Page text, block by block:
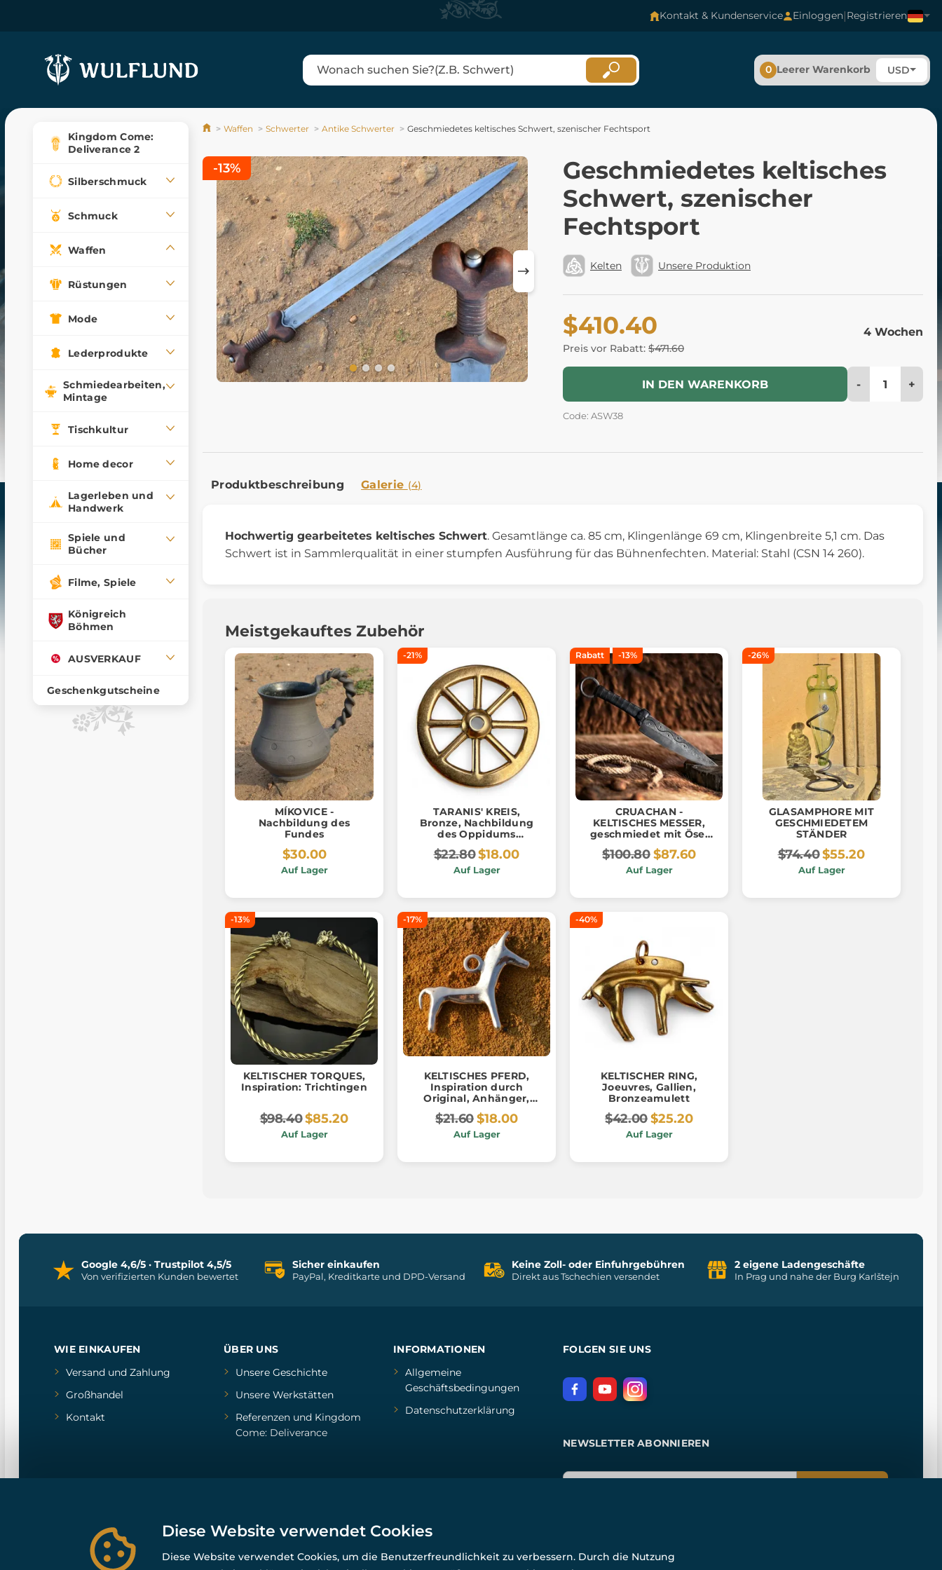
Kontakt & Kundenservice Einloggen|Registrieren
0 Leerer Warenkorb USD
Kingdom Come:
Deliverance 2
Silberschmuck
Schmuck
Waffen
Rüstungen
Mode
Lederprodukte
Schmiedearbeiten,
Mintage
Tischkultur
Home decor
Lagerleben und
Handwerk
Spiele und
Bücher
Filme, Spiele
Königreich
Böhmen
AUSVERKAUF
Geschenkgutscheine
Waffen Schwerter Antike Schwerter Geschmiedetes keltisches Schwert, szenischer Fechtsport
Geschmiedetes keltisches
Schwert, szenischer
Fechtsport
Kelten Unsere Produktion
$410.40
Preis vor Rabatt: $471.60
4 Wochen
IN DEN WARENKORB - +
Code: ASW38
-13%
Produktbeschreibung Galerie (4)
Hochwertig gearbeitetes keltisches Schwert. Gesamtlänge ca. 85 cm, Klingenlänge 69 cm, Klingenbreite 5,1 cm. Das
Schwert ist in Sammlerqualität in einer stumpfen Ausführung für das Bühnenfechten. Material: Stahl (CSN 14 260).
Meistgekauftes Zubehör
MÍKOVICE -
Nachbildung des
Fundes
$30.00
Auf Lager
-21%
TARANIS' KREIS,
Bronze, Nachbildung
des Oppidums
Stradonice, Böhmen
$22.80$18.00
Auf Lager
Rabatt -13%
CRUACHAN -
KELTISCHES MESSER,
geschmiedet mit Öse,
verziert
$100.80$87.60
Auf Lager
-26%
GLASAMPHORE MIT
GESCHMIEDETEM
STÄNDER
$74.40$55.20
Auf Lager
-13%
KELTISCHER TORQUES,
Inspiration: Trichtingen
$98.40$85.20
Auf Lager
-17%
KELTISCHES PFERD,
Inspiration durch
Original, Anhänger,
Bronze
$21.60$18.00
Auf Lager
-40%
KELTISCHER RING,
Joeuvres, Gallien,
Bronzeamulett
$42.00$25.20
Auf Lager
Google 4,6/5 · Trustpilot 4,5/5
Von verifizierten Kunden bewertet
Sicher einkaufen
PayPal, Kreditkarte und DPD-Versand
Keine Zoll- oder Einfuhrgebühren
Direkt aus Tschechien versendet
2 eigene Ladengeschäfte
In Prag und nahe der Burg Karlštejn
WIE EINKAUFEN
Versand und Zahlung
Großhandel
Kontakt
ÜBER UNS
Unsere Geschichte
Unsere Werkstätten
Referenzenund Kingdom
Come: Deliverance
INFORMATIONEN
Allgemeine
Geschäftsbedingungen
Datenschutzerklärung
FOLGEN SIE UNS
NEWSLETTER ABONNIEREN
Diese Website verwendet Cookies
Diese Website verwendet Cookies, um die Benutzerfreundlichkeit zu verbessern. Durch die Nutzung